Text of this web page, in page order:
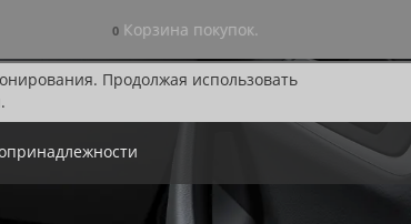
Продолжая использовать
0 Корзина покупок.